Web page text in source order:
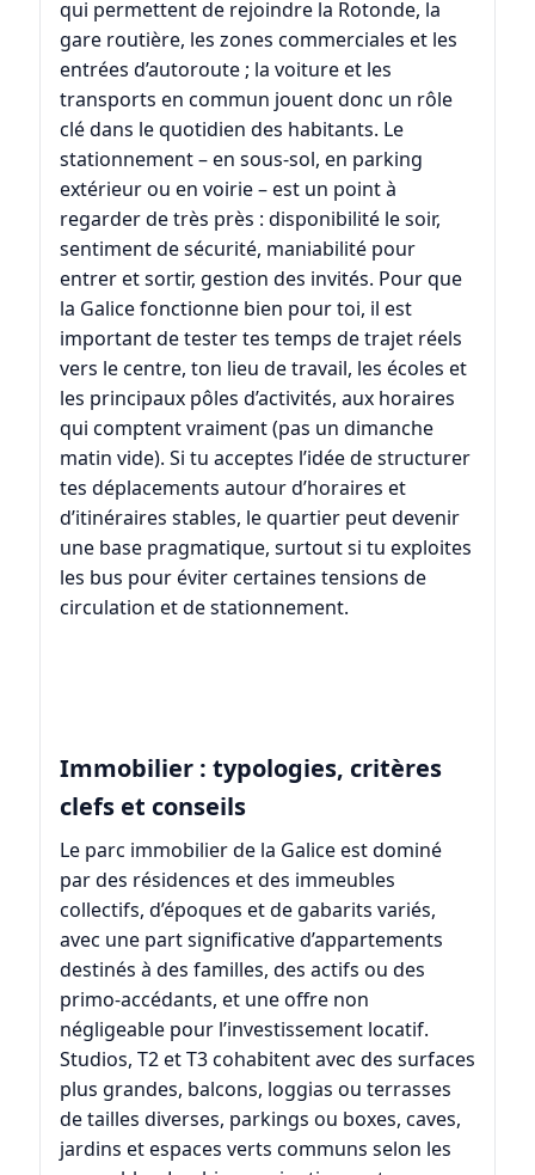
qui permettent de rejoindre la Rotonde, la
gare routière, les zones commerciales et les
entrées d’autoroute ; la voiture et les
transports en commun jouent donc un rôle
clé dans le quotidien des habitants. Le
stationnement – en sous-sol, en parking
extérieur ou en voirie – est un point à
regarder de très près : disponibilité le soir,
sentiment de sécurité, maniabilité pour
entrer et sortir, gestion des invités. Pour que
la Galice fonctionne bien pour toi, il est
important de tester tes temps de trajet réels
vers le centre, ton lieu de travail, les écoles et
les principaux pôles d’activités, aux horaires
qui comptent vraiment (pas un dimanche
matin vide). Si tu acceptes l’idée de structurer
tes déplacements autour d’horaires et
d’itinéraires stables, le quartier peut devenir
une base pragmatique, surtout si tu exploites
les bus pour éviter certaines tensions de
circulation et de stationnement.
Immobilier : typologies, critères
clefs et conseils
Le parc immobilier de la Galice est dominé
par des résidences et des immeubles
collectifs, d’époques et de gabarits variés,
avec une part significative d’appartements
destinés à des familles, des actifs ou des
primo-accédants, et une offre non
négligeable pour l’investissement locatif.
Studios, T2 et T3 cohabitent avec des surfaces
plus grandes, balcons, loggias ou terrasses
de tailles diverses, parkings ou boxes, caves,
jardins et espaces verts communs selon les